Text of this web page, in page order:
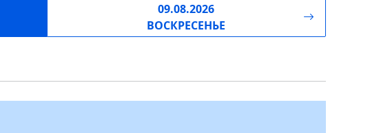
09.08.2026
ВОСКРЕСЕНЬЕ